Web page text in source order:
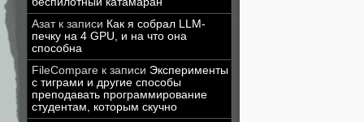
Азатк записи Как я собрал LLM-
печку на 4 GPU, и на что она
способна
FileCompare к записи Эксперименты
с тиграми и другие способы
преподавать программирование
студентам, которым скучно